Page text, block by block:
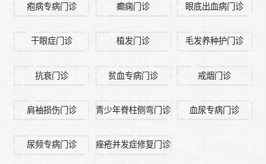
疱病专病门诊 癫痫门诊 眼底出血病门诊
干眼症门诊 植发门诊 毛发养种护门诊
抗衰门诊 贫血专病门诊 戒烟门诊
肩袖损伤门诊 青少年脊柱侧弯门诊 血尿专病门诊
尿频专病门诊 痤疮并发症修复门诊